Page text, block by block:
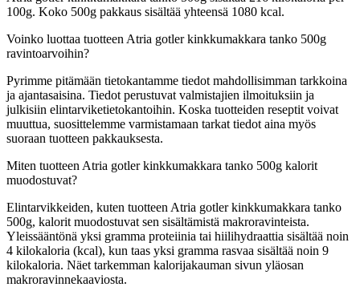
100g. Koko 500g pakkaus sisältää yhteensä 1080 kcal.
Voinko luottaa tuotteen Atria gotler kinkkumakkara tanko 500g
ravintoarvoihin?
Pyrimme pitämään tietokantamme tiedot mahdollisimman tarkkoina
ja ajantasaisina. Tiedot perustuvat valmistajien ilmoituksiin ja
julkisiin elintarviketietokantoihin. Koska tuotteiden reseptit voivat
muuttua, suosittelemme varmistamaan tarkat tiedot aina myös
suoraan tuotteen pakkauksesta.
Miten tuotteen Atria gotler kinkkumakkara tanko 500g kalorit
muodostuvat?
Elintarvikkeiden, kuten tuotteen Atria gotler kinkkumakkara tanko
500g, kalorit muodostuvat sen sisältämistä makroravinteista.
Yleissääntönä yksi gramma proteiinia tai hiilihydraattia sisältää noin
4 kilokaloria (kcal), kun taas yksi gramma rasvaa sisältää noin 9
kilokaloria. Näet tarkemman kalorijakauman sivun yläosan
makroravinnekaaviosta.